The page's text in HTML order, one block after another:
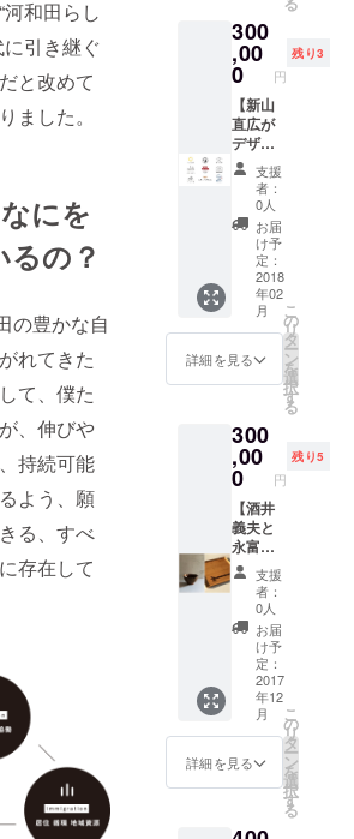
和田らし
に引き継ぐ
と改めて
ました。
にを
るの？
の豊かな自
れてきた
て、僕た
、伸びや
持続可能
よう、願
る、すべ
存在して
月程度
いただ
きま
す。 ろ
くろ舎
(http://r
okuros
ha.jp/)
ヤマト
工芸
（http://
yamato
kougei.
com/）
写真は
イメー
ジで
す。
題にさせていた
だきます。 ※入
会金と１年分の
会費を含んでい
ます。（入会費
36,000円＋個人
会費6,000円／月
×12ヶ月分）
300
,00
0 円
残り3
【新山
直広が
デザイ
ンする
ロゴ／
チラシ
デザイ
ン】
PARK
理事新
山直広
が代表
を務め
るクリ
エイ
ティブ
ニー
TSUGI
があな
たのた
めに、
オリジ
ナルの
ロゴ
マーク
とチラ
シをデ
ザイン
しま
す。 ロ
ゴマー
ク例：
会社・
団体・
商品・
ブラン
ゴマー
支援
者：
0人
お届
け予
定：
2018
年02
月
詳細を見る
こ
の
リ
タ
ー
ン
を
選
択
す
る
300
,00
0 円
残り5
【酒井
義夫と
永富三
基が製
作する
オリジ
ナルお
椀５人
セット
の製
作】
PARK
副理事
の酒井
義夫と
理事永
が製作
支援
者：
0人
お届
け予
定：
2017
年12
月
詳細を見る
こ
の
リ
タ
ー
ン
を
選
択
す
る